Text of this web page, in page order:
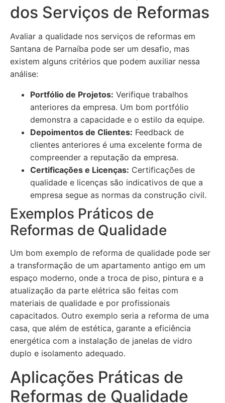
dos Serviços de Reformas
Avaliar a qualidade nos serviços de reformas em
Santana de Parnaíba pode ser um desafio, mas
existem alguns critérios que podem auxiliar nessa
análise:
Portfólio de Projetos: Verifique trabalhos
anteriores da empresa. Um bom portfólio
demonstra a capacidade e o estilo da equipe.
Depoimentos de Clientes: Feedback de
clientes anteriores é uma excelente forma de
compreender a reputação da empresa.
Certificações e Licenças: Certificações de
qualidade e licenças são indicativos de que a
empresa segue as normas da construção civil.
Exemplos Práticos de
Reformas de Qualidade
Um bom exemplo de reforma de qualidade pode ser
a transformação de um apartamento antigo em um
espaço moderno, onde a troca de piso, pintura e a
atualização da parte elétrica são feitas com
materiais de qualidade e por profissionais
capacitados. Outro exemplo seria a reforma de uma
casa, que além de estética, garante a eficiência
energética com a instalação de janelas de vidro
duplo e isolamento adequado.
Aplicações Práticas de
Reformas de Qualidade